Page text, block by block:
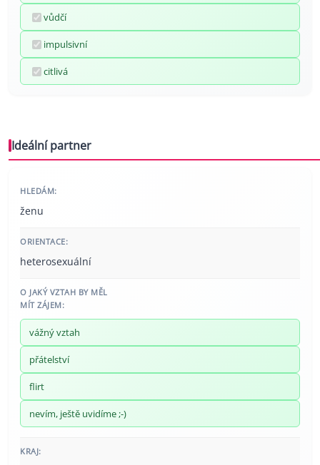
vůdčí
impulsivní
citlivá
Ideální partner
HLEDÁM:
ženu
ORIENTACE:
heterosexuální
O JAKÝ VZTAH BY MĚL
MÍT ZÁJEM:
vážný vztah
přátelství
flirt
nevím, ještě uvidíme ;-)
KRAJ: